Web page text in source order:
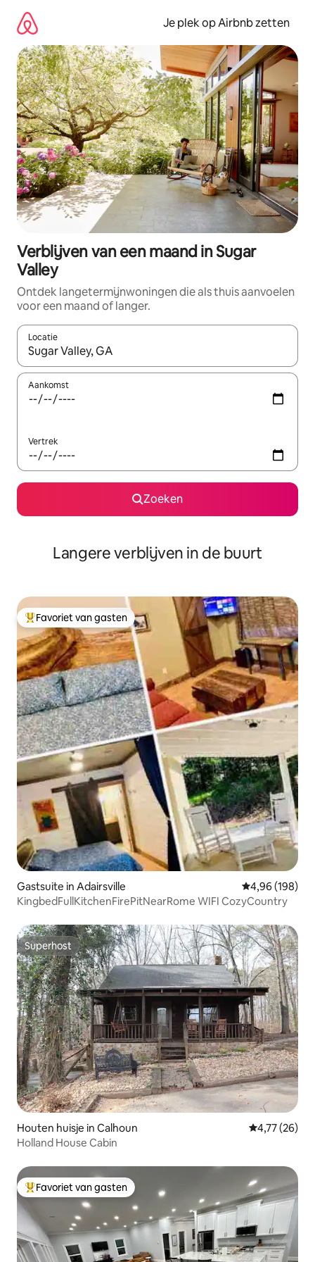
direct
naar
inhoud
Je plek op Airbnb zetten
Verblijven van een maand in Sugar
Valley
Ontdek langetermijnwoningen die als thuis aanvoelen
voor een maand of langer.
Locatie
Wanneer er resultaten beschikbaar zijn, maak je een keuze
Aankomst
Vertrek
Zoeken
Langere verblijven in de buurt
Topfavoriet van gasten
Favoriet van gasten
Gastsuite in Adairsville Gemiddelde
4,96 (198)
KingbedFullKitchenFirePitNearRome WIFI CozyCountry
Superhost
Superhost
Houten huisje in Calhoun Gemiddelde
4,77 (26)
Holland House Cabin
Topfavoriet van gasten
Favoriet van gasten